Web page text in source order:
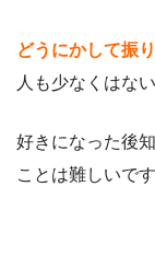
どうにかして振
人も少なくはない
好きになった後
ことは難しいです